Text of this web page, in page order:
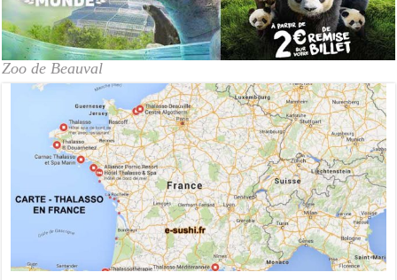
Zoo de Beauval